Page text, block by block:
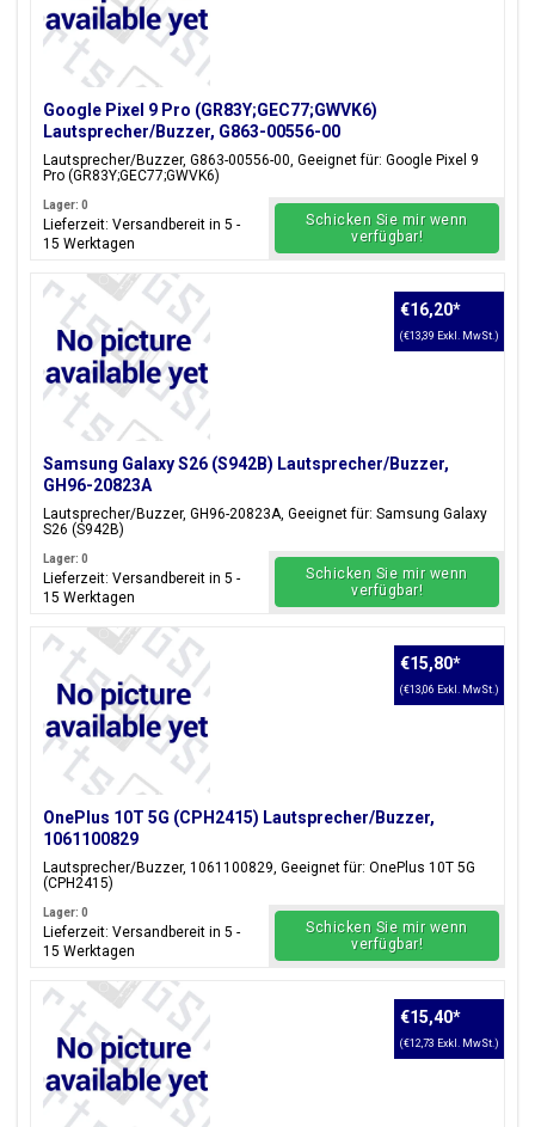
Google Pixel 9 Pro (GR83Y;GEC77;GWVK6)
Lautsprecher/Buzzer, G863-00556-00
Lautsprecher/Buzzer, G863-00556-00, Geeignet für: Google Pixel 9
Pro (GR83Y;GEC77;GWVK6)
Lager: 0
Lieferzeit: Versandbereit in 5 -
15 Werktagen
Schicken Sie mir wenn
verfügbar!
Samsung Galaxy S26 (S942B) Lautsprecher/Buzzer,
GH96-20823A
Lautsprecher/Buzzer, GH96-20823A, Geeignet für: Samsung Galaxy
S26 (S942B)
€16,20*
(€13,39 Exkl. MwSt.)
Lager: 0
Lieferzeit: Versandbereit in 5 -
15 Werktagen
Schicken Sie mir wenn
verfügbar!
OnePlus 10T 5G (CPH2415) Lautsprecher/Buzzer,
1061100829
Lautsprecher/Buzzer, 1061100829, Geeignet für: OnePlus 10T 5G
(CPH2415)
€15,80*
(€13,06 Exkl. MwSt.)
Lager: 0
Lieferzeit: Versandbereit in 5 -
15 Werktagen
Schicken Sie mir wenn
verfügbar!
€15,40*
(€12,73 Exkl. MwSt.)